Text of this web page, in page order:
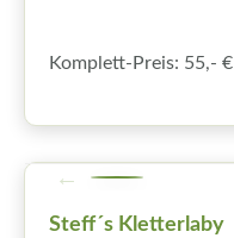
Komplett-Preis: 55,- €
Steff´s Kletterlaby